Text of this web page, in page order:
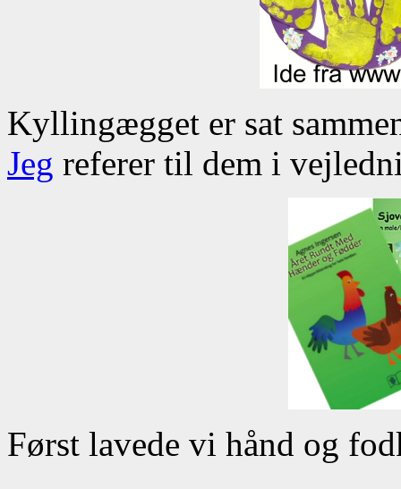
Kyllingægget er sat
Jeg referer til dem i
Først lavede vi hånd og